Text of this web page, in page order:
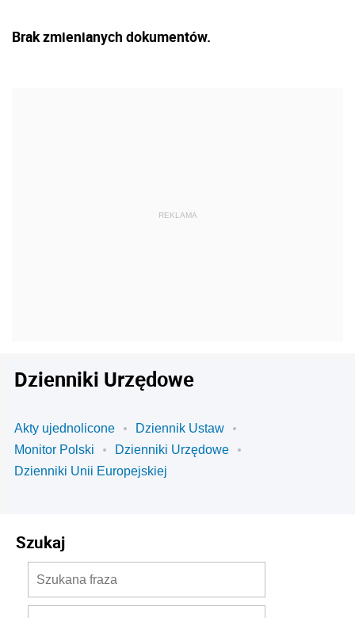
Brak zmienianych dokumentów.
Dzienniki Urzędowe
Akty ujednolicone
Dziennik Ustaw
Monitor Polski
Dzienniki Urzędowe
Dzienniki Unii Europejskiej
Szukaj